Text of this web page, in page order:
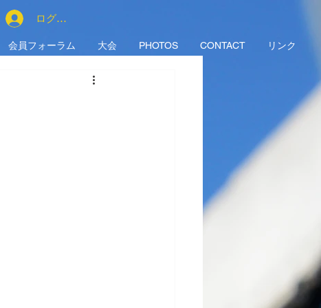
会員フォーラム 大会 PHOTOS CONTACT リンク
ログイン